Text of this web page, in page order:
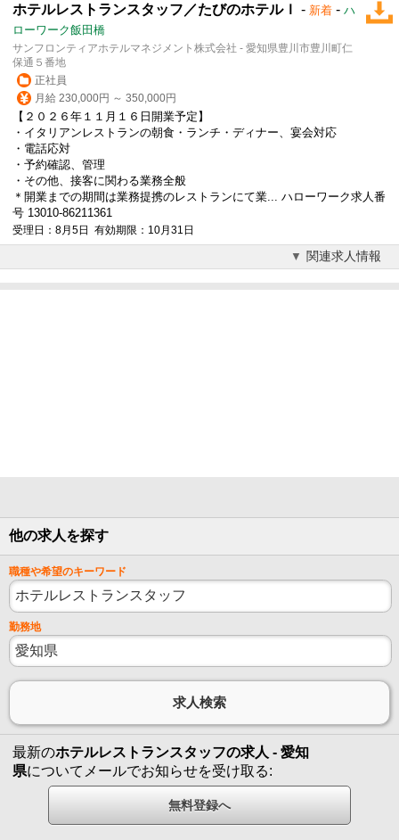
ホテルレストランスタッフ／たびのホテルｌ - 新着 - ハ
ローワーク飯田橋
サンフロンティアホテルマネジメント株式会社 - 愛知県豊川市豊川町仁
保通５番地
正社員
月給 230,000円 ～ 350,000円
【２０２６年１１月１６日開業予定】
・イタリアンレストランの朝食・ランチ・ディナー、宴会対応
・電話応対
・予約確認、管理
・その他、接客に関わる業務全般
＊開業までの期間は業務提携のレストランにて業... ハローワーク求人番
号 13010-86211361
受理日：8月5日 有効期限：10月31日
関連求人情報
他の求人を探す
職種や希望のキーワード
勤務地
最新のホテルレストランスタッフの求人 - 愛知
県についてメールでお知らせを受け取る: